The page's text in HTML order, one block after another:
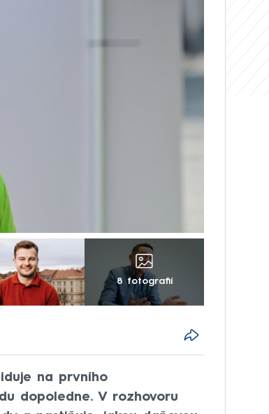
8 fotografií
na prvního
dopoledne. V rozhovoru